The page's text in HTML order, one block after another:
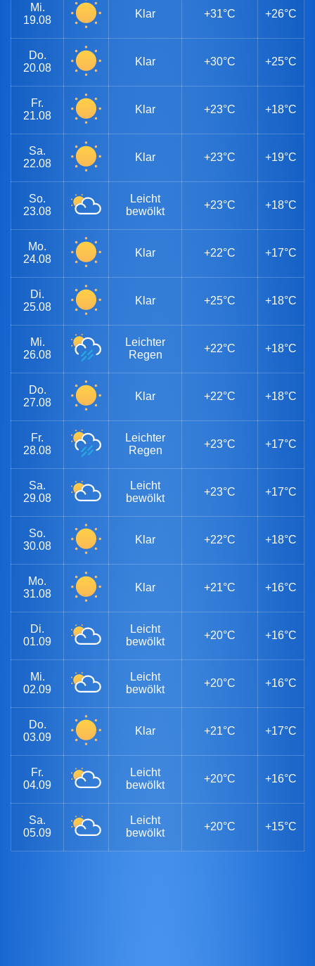
Mi.
19.08
Klar +31°C +26°C
Do.
20.08
Klar +30°C +25°C
Fr.
21.08
Klar +23°C +18°C
Sa.
22.08
Klar +23°C +19°C
So.
23.08
Leicht
bewölkt
+23°C +18°C
Mo.
24.08
Klar +22°C +17°C
Di.
25.08
Klar +25°C +18°C
Mi.
26.08
Leichter
Regen
+22°C +18°C
Do.
27.08
Klar +22°C +18°C
Fr.
28.08
Leichter
Regen
+23°C +17°C
Sa.
29.08
Leicht
bewölkt
+23°C +17°C
So.
30.08
Klar +22°C +18°C
Mo.
31.08
Klar +21°C +16°C
Di.
01.09
Leicht
bewölkt
+20°C +16°C
Mi.
02.09
Leicht
bewölkt
+20°C +16°C
Do.
03.09
Klar +21°C +17°C
Fr.
04.09
Leicht
bewölkt
+20°C +16°C
Sa.
05.09
Leicht
bewölkt
+20°C +15°C